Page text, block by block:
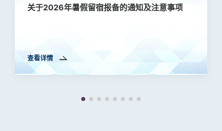
关于2026年暑假留宿报备的通知及注意事项
查看详情